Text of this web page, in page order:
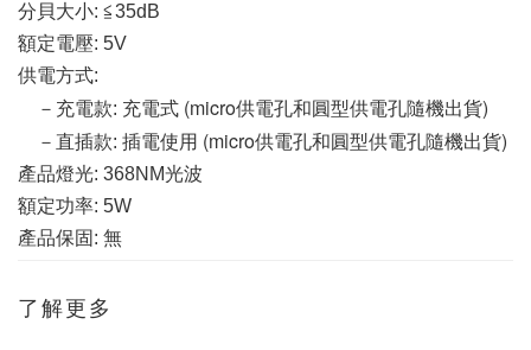
分貝大小: ≦35dB
額定電壓: 5V
供電方式:
－充電款: 充電式 (micro供電孔和圓型供電孔隨機出貨)
－直插款: 插電使用 (micro供電孔和圓型供電孔隨機出貨)
產品燈光: 368NM光波
額定功率: 5W
產品保固: 無
了解更多